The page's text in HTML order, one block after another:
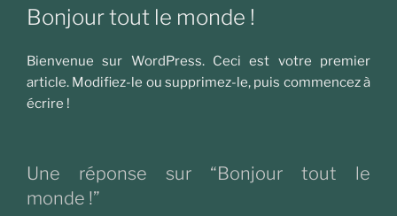
LE
Bonjour tout le monde !
Bienvenue sur WordPress. Ceci est votre premier
article. Modifiez-le ou supprimez-le, puis commencez à
écrire !
Une réponse sur “Bonjour tout le
monde !”